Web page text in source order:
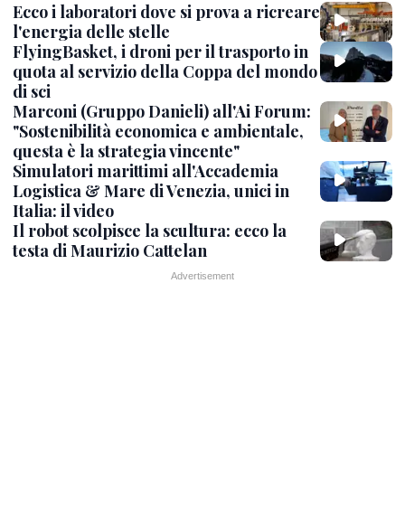
Ecco i laboratori dove si prova a ricreare
l'energia delle stelle
FlyingBasket, i droni per il trasporto in
quota al servizio della Coppa del mondo
di sci
Marconi (Gruppo Danieli) all'Ai Forum:
"Sostenibilità economica e ambientale,
questa è la strategia vincente"
Simulatori marittimi all'Accademia
Logistica & Mare di Venezia, unici in
Italia: il video
Il robot scolpisce la scultura: ecco la
testa di Maurizio Cattelan